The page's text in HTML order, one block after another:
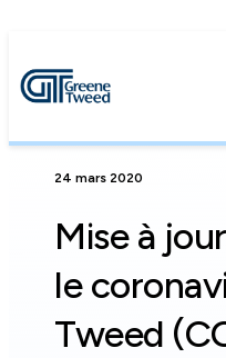
24 mars 2020
Mise à
le
Tweed